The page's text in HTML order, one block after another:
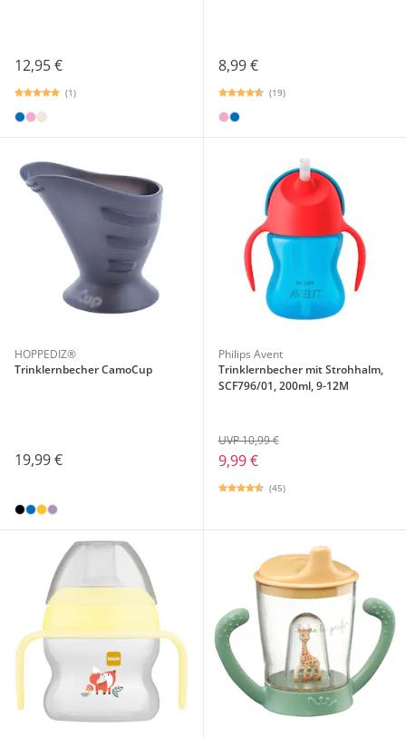
12,95 €
(1)
8,99 €
(19)
HOPPEDIZ®
Trinklernbecher CamoCup
19,99 €
Philips Avent
Trinklernbecher mit Strohhalm,
SCF796/01, 200ml, 9-12M
9,99 €
UVP 10,99 €
(45)